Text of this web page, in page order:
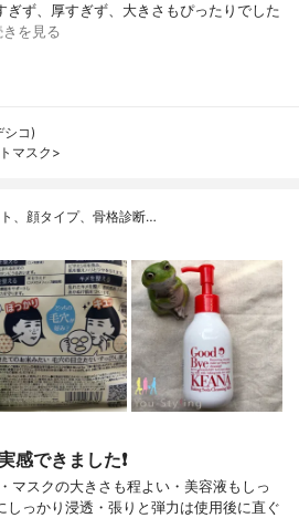
ぎず、厚すぎず、大きさもぴったりでした
きを見る
シコ)
マスク>
、顔タイプ、骨格診断…
感できました❗
スクの大きさも程よい・美容液もしっ
しっかり浸透・張りと弾力は使用後に直ぐ